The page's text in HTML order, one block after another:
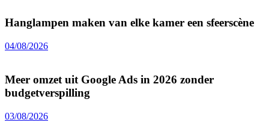
Hanglampen maken van elke kamer een sfeerscène
04/08/2026
Meer omzet uit Google Ads in 2026 zonder
budgetverspilling
03/08/2026